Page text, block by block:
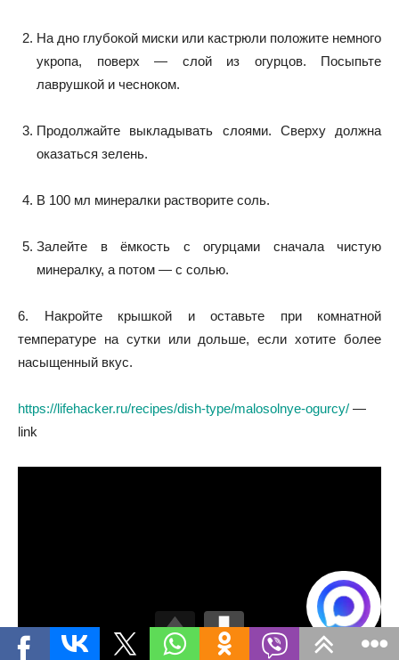
На дно глубокой миски или кастрюли положите немного
укропа, поверх — слой из огурцов. Посыпьте
лаврушкой и чесноком.
Продолжайте выкладывать слоями. Сверху должна
оказаться зелень.
В 100 мл минералки растворите соль.
Залейте в ёмкость с огурцами сначала чистую
минералку, а потом — с солью.
6. Накройте крышкой и оставьте при комнатной
температуре на сутки или дольше, если хотите более
насыщенный вкус.
https://lifehacker.ru/recipes/dish-type/malosolnye-ogurcy/ —
link